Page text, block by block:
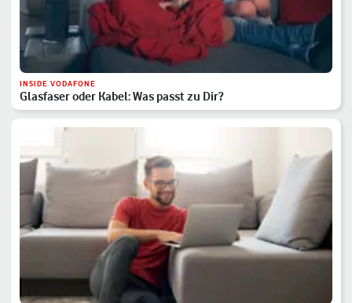
INSIDE VODAFONE
Glasfaser oder Kabel: Was passt zu Dir?